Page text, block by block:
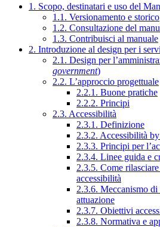
1. Scopo, destinatari e uso del
1.1. Versionamento e storico
1.2. Consultazione del
1.3. Contribuisci al manuale
2. Introduzione al design per i
2.1. Design per
government)
2.2. L’approccio progettuale
2.2.1. Buone pratiche
2.2.2. Principi
2.3. Accessibilità
2.3.1. Definizione
2.3.2. Accessibilità
2.3.3. Principi per
2.3.4. Linee guida e
2.3.5. Come
accessibilità
2.3.6. Meccanismo
attuazione
2.3.7. Obiettivi
2.3.8. Normativa e